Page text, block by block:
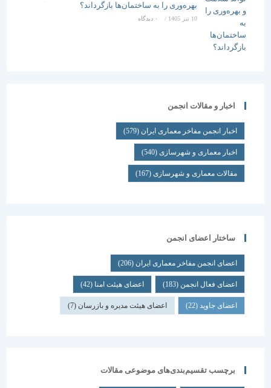
بهره‌وری را به ساختمان‌ها بازگرداند؟
/ ۰ دیدگاه
اخبار و مقالات انجمن
اخبار انجمن مفاخر معماری ایران (579)
اخبار معماری و شهرسازی(540)
مقالات معماری و شهرسازی(167)
ساختار اعضای انجمن
اعضای انجمن مفاخر معماری ایران (206)
اعضای فعال انجمن(183) اعضای هیئت امنا(42)
اعضای جاوید(22) اعضای هیئت مدیره و بازرسان(7)
برچسب تقسیم‌بندی‌های موضوعی مقالات